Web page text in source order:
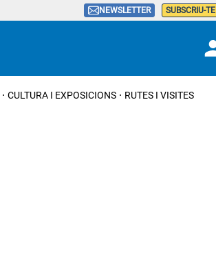
NEWSLETTER SUBSCRIU-TE
CULTURA I EXPOSICIONS RUTES I VISITES